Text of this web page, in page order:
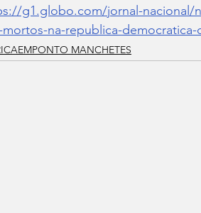
g1.globo.com/jornal-nacional/
mortos-na-republica-
MANCHETES